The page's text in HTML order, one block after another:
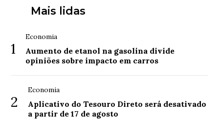
Mais lidas
1
Economia
Aumento de etanol na gasolina divide
opiniões sobre impacto em carros
2
Economia
Aplicativo do Tesouro Direto será desativado
a partir de 17 de agosto